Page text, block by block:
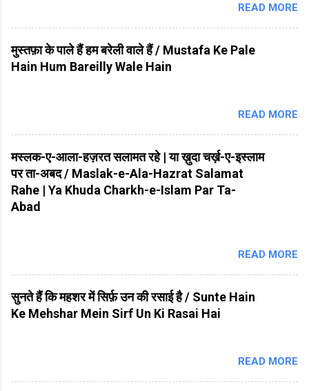
READ MORE
मुस्तफ़ा के पाले हैं हम बरेली वाले हैं / Mustafa Ke Pale
Hain Hum Bareilly Wale Hain
READ MORE
मस्लक-ए-आला-हज़रत सलामत रहे | या ख़ुदा चर्ख़-ए-इस्लाम
पर ता-अबद / Maslak-e-Ala-Hazrat Salamat
Rahe | Ya Khuda Charkh-e-Islam Par Ta-
Abad
READ MORE
सुनते हैं कि महशर में सिर्फ़ उन की रसाई है / Sunte Hain
Ke Mehshar Mein Sirf Un Ki Rasai Hai
READ MORE